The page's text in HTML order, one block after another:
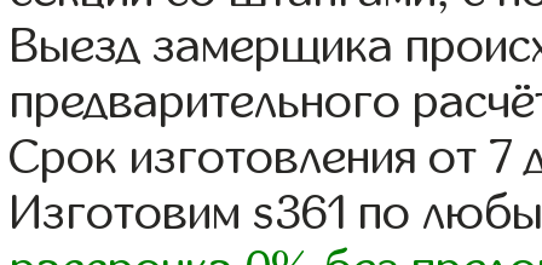
Выезд замерщика
предварительного
Срок изготовления от 7
Изготовим s361 по